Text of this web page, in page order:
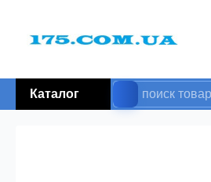
Каталог